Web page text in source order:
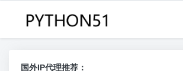
国外IP代理推荐：